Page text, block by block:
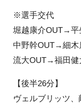
※選手交代
堀越康介OUT→平
中野幹OUT→細木
流大OUT→福田健
【後半26分】
ヴェルブリッツ